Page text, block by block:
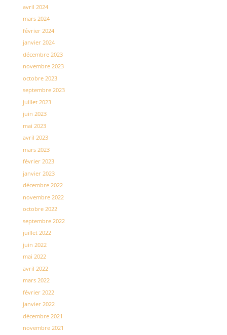
avril 2024
mars 2024
février 2024
janvier 2024
décembre 2023
novembre 2023
octobre 2023
septembre 2023
juillet 2023
juin 2023
mai 2023
avril 2023
mars 2023
février 2023
janvier 2023
décembre 2022
novembre 2022
octobre 2022
septembre 2022
juillet 2022
juin 2022
mai 2022
avril 2022
mars 2022
février 2022
janvier 2022
décembre 2021
novembre 2021